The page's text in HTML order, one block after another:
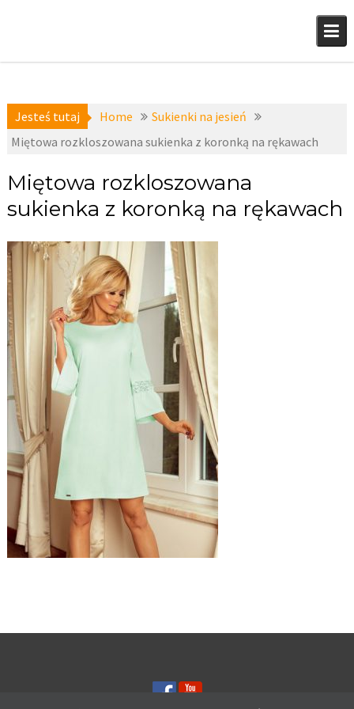
Jesteś tutaj Home
Sukienki na jesień
Miętowa rozkloszowana sukienka z koronką na rękawach
Miętowa rozkloszowana
sukienka z koronką na rękawach